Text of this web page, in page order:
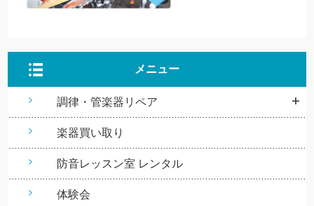
メニュー
調律・管楽器リペア
楽器買い取り
防音レッスン室 レンタル
体験会